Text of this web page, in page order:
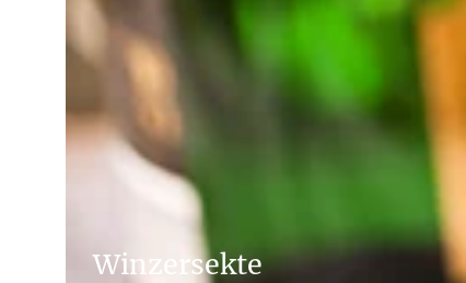
Winzersekte